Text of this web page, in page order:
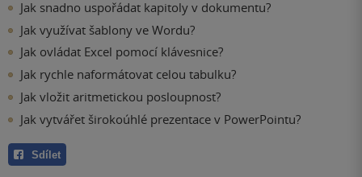
Jak snadno uspořádat kapitoly v dokumentu?
Jak využívat šablony ve Wordu?
Jak ovládat Excel pomocí klávesnice?
Jak rychle naformátovat celou tabulku?
Jak vložit aritmetickou posloupnost?
Jak vytvářet širokoúhlé prezentace v PowerPointu?
Sdílet